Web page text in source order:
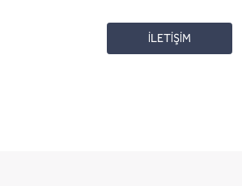
İLETİŞİM